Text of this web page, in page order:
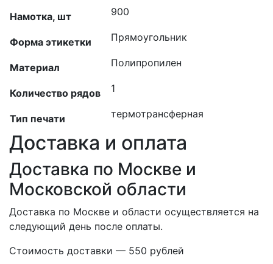
Намотка, шт 900
Форма этикетки Прямоугольник
Материал Полипропилен
Количество рядов 1
Тип печати термотрансферная
Доставка и оплата
Доставка по Москве и
Московской области
Доставка по Москве и области осуществляется на
следующий день после оплаты.
Стоимость доставки — 550 рублей